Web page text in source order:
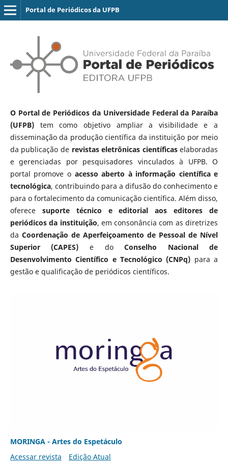
Portal de Periódicos da UFPB
O Portal de Periódicos da Universidade Federal da Paraíba
(UFPB)tem como objetivo ampliar a visibilidade e a
disseminação da produção científica da instituição por meio
da publicação de revistas eletrônicas científicaselaboradas
e gerenciadas por pesquisadores vinculados à UFPB. O
portal promove o acesso aberto à informação científica e
tecnológica, contribuindo para a difusão do conhecimento e
para o fortalecimento da comunicação científica. Além disso,
oferece suporte técnico e editorial aos editores de
periódicos da instituição, em consonância com as diretrizes
da Coordenação de Aperfeiçoamento de Pessoal de Nível
Superior (CAPES) e doConselho Nacional de
Desenvolvimento Científico e Tecnológico (CNPq) para a
gestão e qualificação de periódicos científicos.
MORINGA - Artes do Espetáculo
Acessar revista
Edição Atual